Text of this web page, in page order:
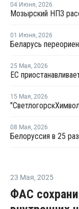
04 Июня, 2026
01 Июня, 2026
Беларусь
25 Мая, 2026
15 Мая, 2026
08 Мая, 2026
23 Мая, 2025
ФАС